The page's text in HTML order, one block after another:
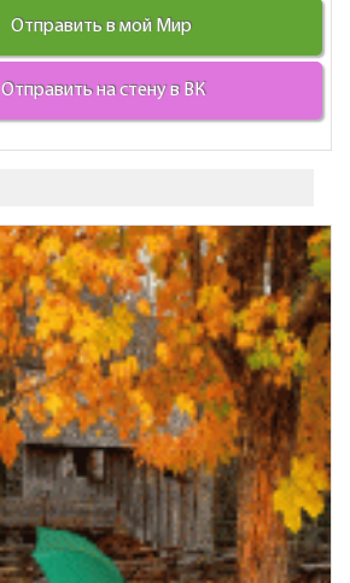
Отправить в мой Мир
Отправить на стену в ВК